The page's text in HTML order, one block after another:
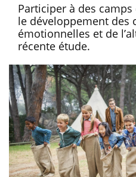
Participer à des
le développement des
émotionnelles et de
récente étude.